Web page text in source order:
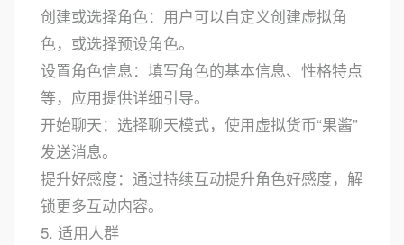
创建或选择角色：用户可以自定义创建虚拟角
色，或选择预设角色。
设置角色信息：填写角色的基本信息、性格特点
等，应用提供详细引导。
开始聊天：选择聊天模式，使用虚拟货币“果酱”
发送消息。
提升好感度：通过持续互动提升角色好感度，解
锁更多互动内容。
5. 适用人群